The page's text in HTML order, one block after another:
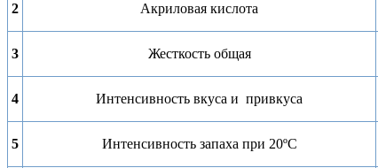
2 Акриловая кислота
3 Жесткость общая
4 Интенсивность вкуса и привкуса
5 Интенсивность запаха при 20ºС